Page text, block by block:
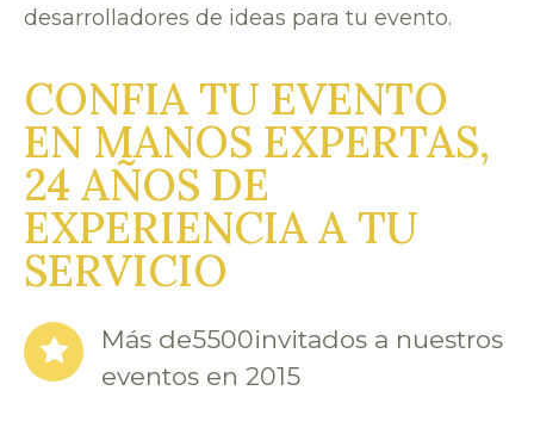
desarrolladores de ideas para tu evento.
CONFIA TU EVENTO
EN MANOS EXPERTAS,
24 AÑOS DE
EXPERIENCIA A TU
SERVICIO
Más de5500invitados a nuestros
eventos en 2015